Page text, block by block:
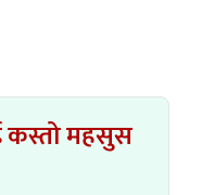
कस्तो महसुस